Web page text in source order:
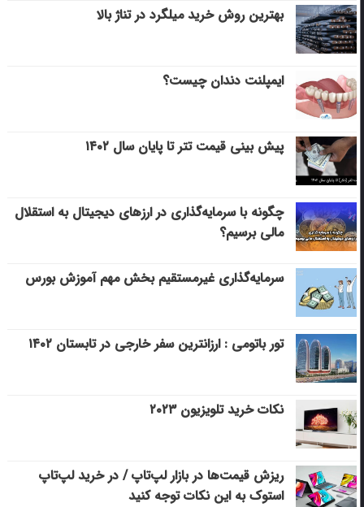
بهترین روش خرید میلگرد در تناژ بالا
ایمپلنت دندان چیست؟
پیش بینی قیمت تتر تا پایان سال ۱۴۰۲
چگونه با سرمایه‌گذاری در ارزهای دیجیتال به استقلال
مالی برسیم؟
سرمایه‌گذاری غیرمستقیم بخش مهم آموزش بورس
تور باتومی : ارزانترین سفر خارجی در تابستان ۱۴۰۲
نکات خرید تلویزیون ۲۰۲۳
ریزش قیمت‌ها در بازار لپ‌تاپ / در خرید لپ‌تاپ
استوک به این نکات توجه کنید